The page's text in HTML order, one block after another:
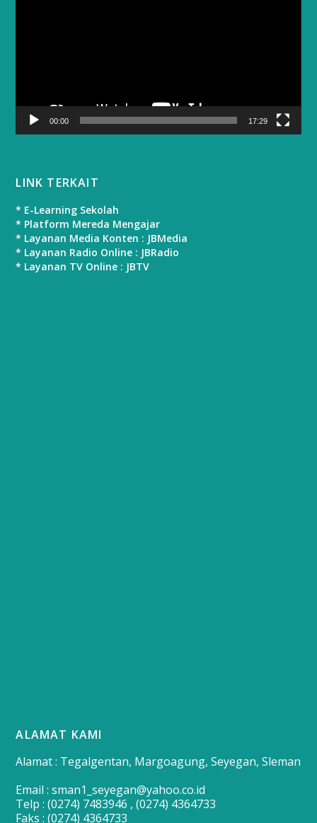
00:00 17:29
LINK TERKAIT
* E-Learning Sekolah
* Platform Mereda Mengajar
* Layanan Media Konten : JBMedia
* Layanan Radio Online : JBRadio
* Layanan TV Online : JBTV
ALAMAT KAMI
Alamat : Tegalgentan, Margoagung, Seyegan, Sleman
Email : sman1_seyegan@yahoo.co.id
Telp : (0274) 7483946 , (0274) 4364733
Faks : (0274) 4364733